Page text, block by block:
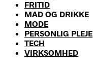
FRITID
MAD OG DRIKKE
MODE
PERSONLIG PLEJE
TECH
VIRKSOMHED